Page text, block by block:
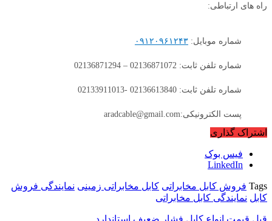
راه های ارتباطی:
شماره موبایل: ۰۹۱۲۰۹۶۱۲۴۳
شماره تلفن ثابت: 02136871072 – 02136871294
شماره تلفن ثابت: 02136613840 -02133911013
پست الکترونیکی:aradcable@gmail.com
اشتراک گذاری
فیس بوک
LinkedIn
Tags فروش کابل مخابراتی کابل مخابراتی زمینی نمایندگی فروش
کابل نمایندگی کابل مخابراتی
قبل قیمت انواع کابل فشار ضعیف استاندارد